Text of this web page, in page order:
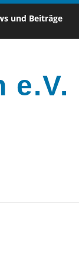
und Beiträge
e.V.